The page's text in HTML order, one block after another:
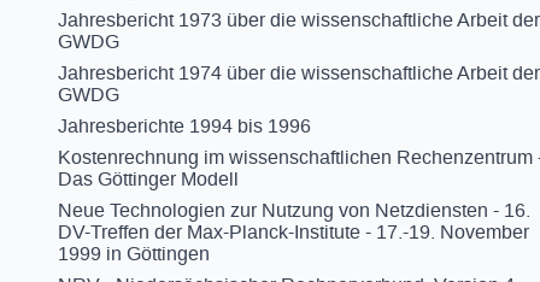
Jahresbericht 1973 über die wissenschaftliche Arbeit der
GWDG
Jahresbericht 1974 über die wissenschaftliche Arbeit der
GWDG
Jahresberichte 1994 bis 1996
Kostenrechnung im wissenschaftlichen Rechenzentrum
Das Göttinger Modell
Neue Technologien zur Nutzung von Netzdiensten - 16.
DV-Treffen der Max-Planck-Institute - 17.-19. November
1999 in Göttingen